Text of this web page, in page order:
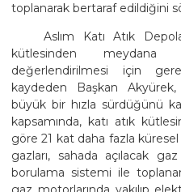
toplanarak bertaraf edildiğini
Aslım Katı Atık
kütlesinden meydana
değerlendirilmesi için
kaydeden Başkan Akyürek,
büyük bir hızla sürdüğünü
kapsamında, katı atık
göre 21 kat daha fazla
gazları, sahada açılacak
borulama sistemi ile